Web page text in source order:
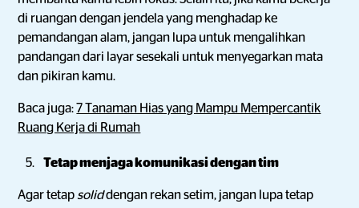
di ruangan dengan jendela yang menghadap ke
pemandangan alam, jangan lupa untuk mengalihkan
pandangan dari layar sesekali untuk menyegarkan mata
dan pikiran kamu.
Baca juga:7 Tanaman Hias yang Mampu Mempercantik
Ruang Kerja di Rumah
Tetap menjaga komunikasi dengan tim
Agar tetap soliddengan rekan setim, jangan lupa tetap